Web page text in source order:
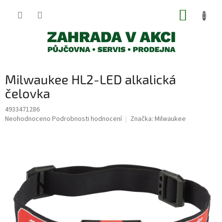
Milwaukee HL2-LED alkalická
čelovka
4933471286
Průměrné
hvězdiček.
Neohodnoceno Podrobnosti hodnocení Značka: Milwaukee